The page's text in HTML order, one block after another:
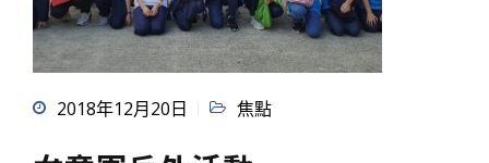
2018年12月20日 焦點